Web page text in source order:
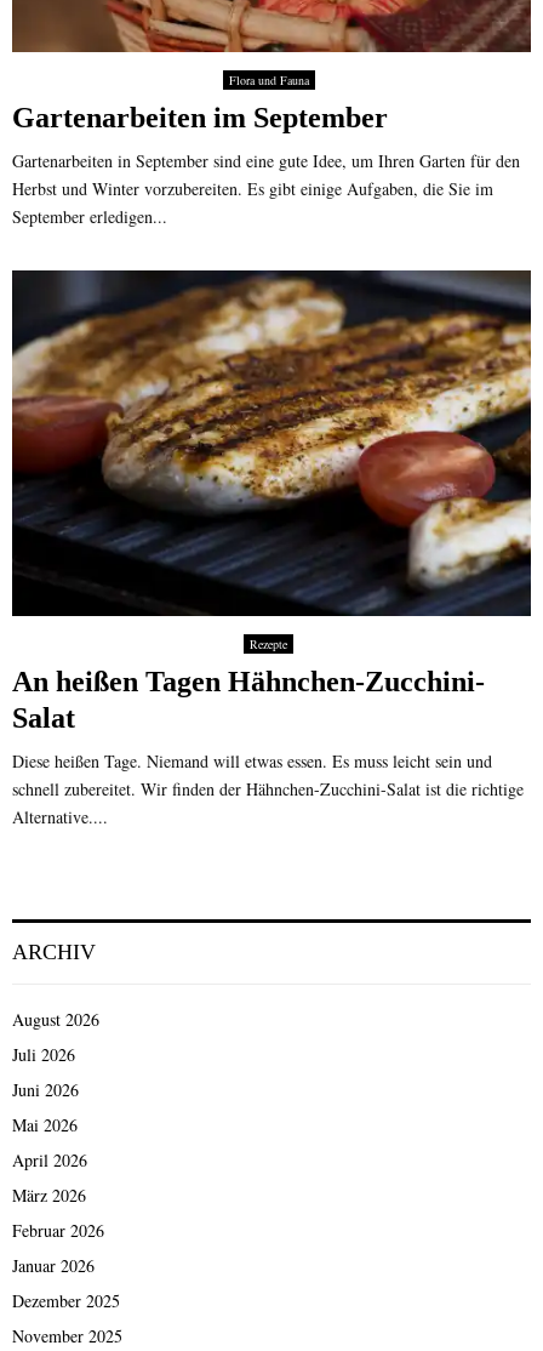
Flora und Fauna
Gartenarbeiten im September
Gartenarbeiten in September sind eine gute Idee, um Ihren Garten für den
Herbst und Winter vorzubereiten. Es gibt einige Aufgaben, die Sie im
September erledigen...
Rezepte
An heißen Tagen Hähnchen-Zucchini-
Salat
Diese heißen Tage. Niemand will etwas essen. Es muss leicht sein und
schnell zubereitet. Wir finden der Hähnchen-Zucchini-Salat ist die richtige
Alternative....
ARCHIV
August 2026
Juli 2026
Juni 2026
Mai 2026
April 2026
März 2026
Februar 2026
Januar 2026
Dezember 2025
November 2025